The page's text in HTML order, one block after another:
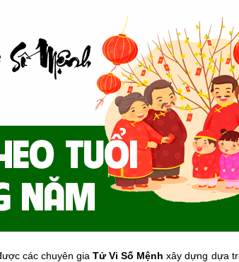
các chuyên giaTử Vi Số Mệnh xây dựng dựa